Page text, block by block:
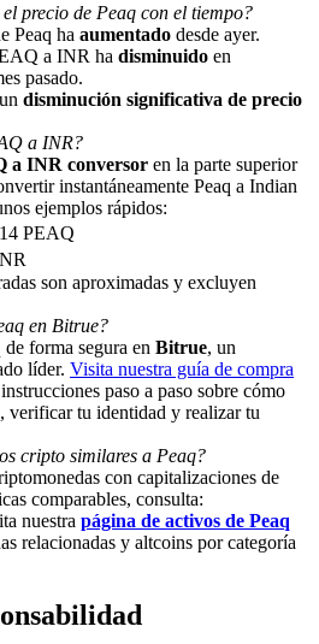
Win
prize pool
500,000 USDT
Carnival
33,333 USDT Bonus
10% APR
precio de Peaq con el tiempo?
Peaq ha aumentado desde ayer.
a INR ha disminuido en
pasado.
disminución significativa de precio
a INR?
a INR conversor en la parte superior
instantáneamente Peaq a Indian
ejemplos rápidos:
PEAQ
son aproximadas y excluyen
en Bitrue?
forma segura en Bitrue, un
líder. Visita nuestra guía de compra
paso a paso sobre cómo
verificar tu identidad y realizar tu
cripto similares a Peaq?
con capitalizaciones de
comparables, consulta:
nuestra página de activos de Peaq
relacionadas y altcoins por categoría